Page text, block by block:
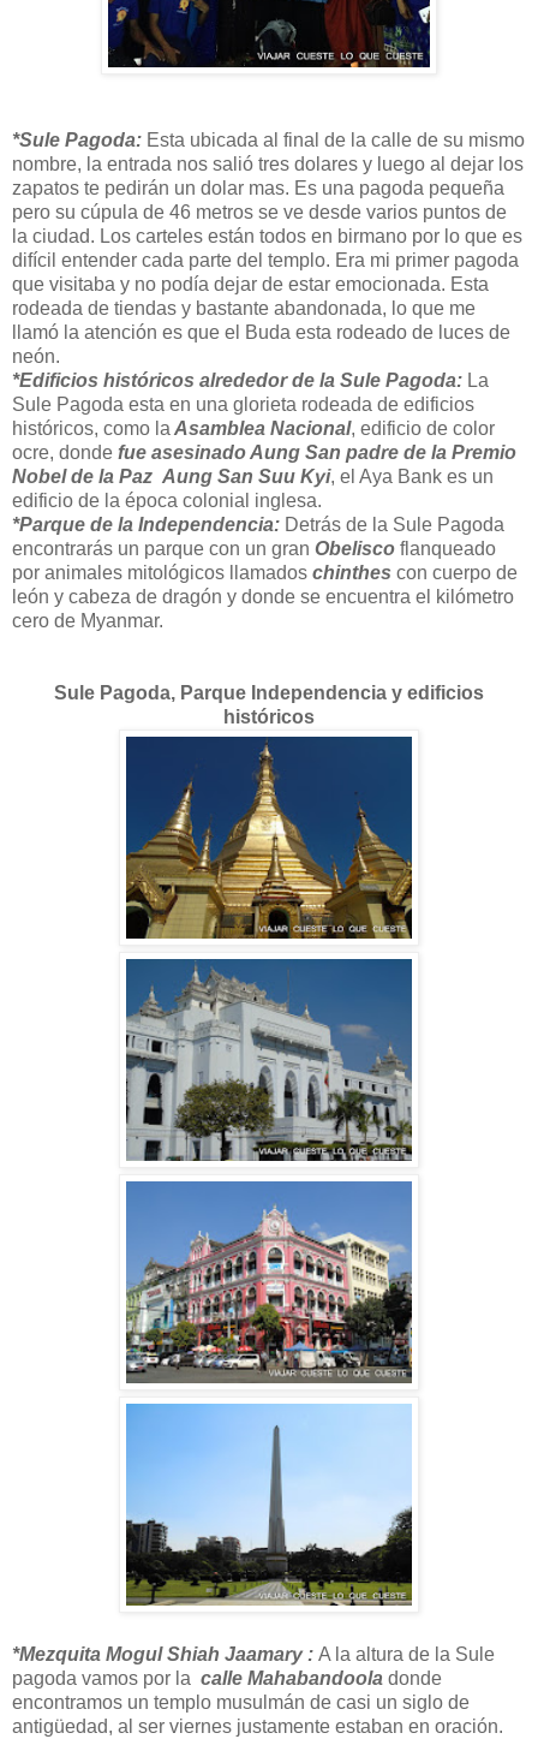
*Sule Pagoda: Esta ubicada al final de la calle de su mismo
nombre, la entrada nos salió tres dolares y luego al dejar los
zapatos te pedirán un dolar mas. Es una pagoda pequeña
pero su cúpula de 46 metros se ve desde varios puntos de
la ciudad. Los carteles están todos en birmano por lo que es
difícil entender cada parte del templo. Era mi primer pagoda
que visitaba y no podía dejar de estar emocionada. Esta
rodeada de tiendas y bastante abandonada, lo que me
llamó la atención es que el Buda esta rodeado de luces de
neón.
*Edificios históricos alrededor de la Sule Pagoda: La
Sule Pagoda esta en una glorieta rodeada de edificios
históricos, como la Asamblea Nacional, edificio de color
ocre, donde fue asesinado Aung San padre de la Premio
Nobel de la Paz Aung San Suu Kyi, el Aya Bank es un
edificio de la época colonial inglesa.
*Parque de la Independencia: Detrás de la Sule Pagoda
encontrarás un parque con un gran Obelisco flanqueado
por animales mitológicos llamados chinthes con cuerpo de
león y cabeza de dragón y donde se encuentra el kilómetro
cero de Myanmar.
Sule Pagoda, Parque Independencia y edificios
históricos
*Mezquita Mogul Shiah Jaamary : A la altura de la Sule
pagoda vamos por la calle Mahabandoola donde
encontramos un templo musulmán de casi un siglo de
antigüedad, al ser viernes justamente estaban en oración.